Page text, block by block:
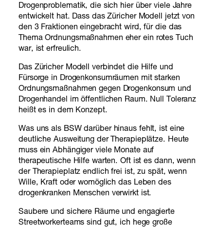
Drogenproblematik, die sich hier über viele Jahre
entwickelt hat. Dass das Züricher Modell jetzt von
den 3 Fraktionen eingebracht wird, für die das
Thema Ordnungsmaßnahmen eher ein rotes Tuch
war, ist erfreulich.
Das Züricher Modell verbindet die Hilfe und
Fürsorge in Drogenkonsumräumen mit starken
Ordnungsmaßnahmen gegen Drogenkonsum und
Drogenhandel im öffentlichen Raum. Null Toleranz
heißt es in dem Konzept.
Was uns als BSW darüber hinaus fehlt, ist eine
deutliche Ausweitung der Therapieplätze. Heute
muss ein Abhängiger viele Monate auf
therapeutische Hilfe warten. Oft ist es dann, wenn
der Therapieplatz endlich frei ist, zu spät, wenn
Wille, Kraft oder womöglich das Leben des
drogenkranken Menschen verwirkt ist.
Saubere und sichere Räume und engagierte
Streetworkerteams sind gut, ich hege große